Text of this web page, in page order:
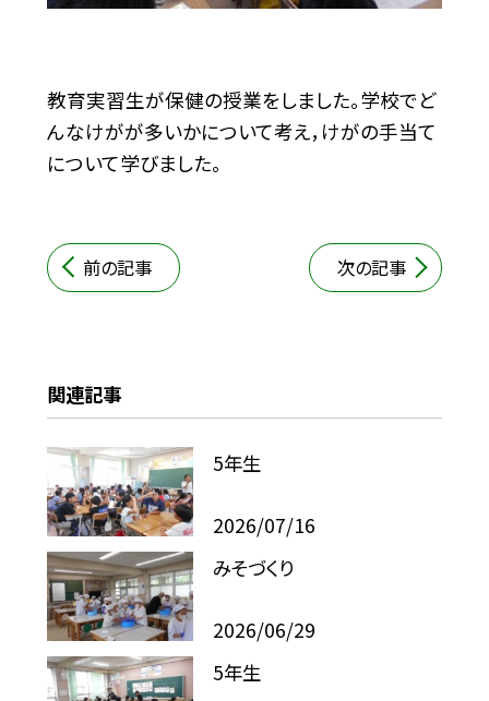
教育実習生が保健の授業をしました。学校でど
んなけがが多いかについて考え，けがの手当て
について学びました。
前の記事 次の記事
関連記事
5年生
2026/07/16
みそづくり
2026/06/29
5年生